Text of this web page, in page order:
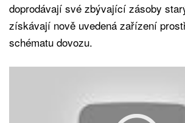
doprodávají své zbývající zásoby
získávají nově uvedená zařízení
schématu dovozu.